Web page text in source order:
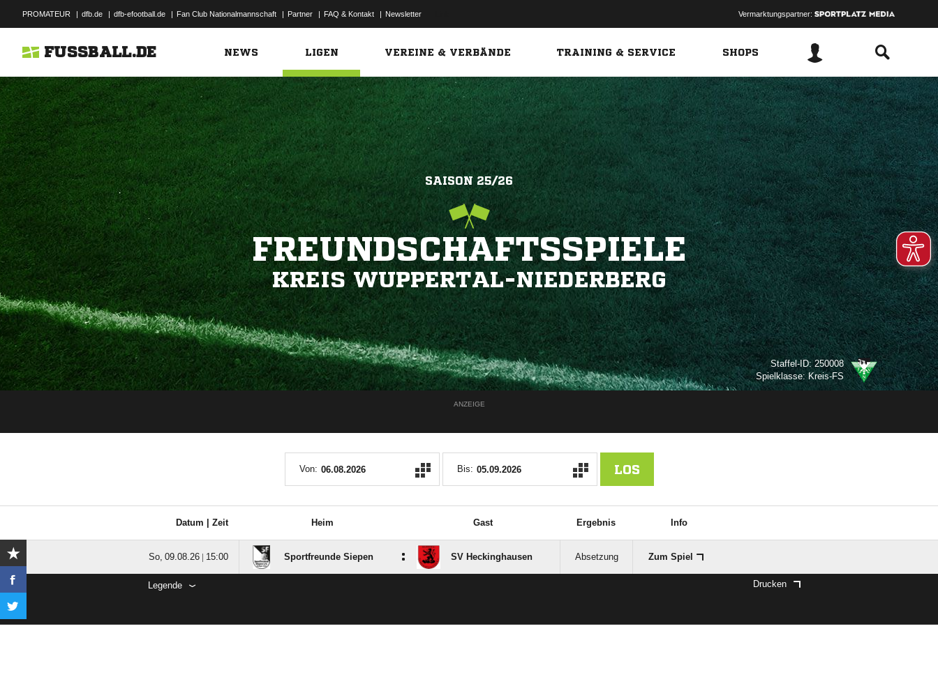
PROMATEUR | dfb.de | dfb-efootball.de | Fan Club Nationalmannschaft | Partner | FAQ & Kontakt | Newsletter Vermarktungspartner:
FUSSBALL.DE NEWS LIGEN VEREINE & VERBÄNDE TRAINING & SERVICE SHOPS
SAISON 25/26
FREUNDSCHAFTSSPIELE
KREIS WUPPERTAL-NIEDERBERG
Staffel-ID: 250008
Spielklasse: Kreis-FS
ANZEIGE
Von: Bis: LOS
Datum | Zeit Heim Gast Ergebnis Info
  |  Sportfreunde Siepen : SV Heckinghausen Absetzung Zum Spiel
Legende Drucken